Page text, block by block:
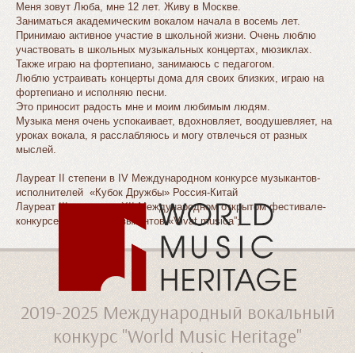
Меня зовут Люба, мне 12 лет. Живу в Москве.
Заниматься академическим вокалом начала в восемь лет.
Принимаю активное участие в школьной жизни. Очень люблю
участвовать в школьных музыкальных концертах, мюзиклах.
Также играю на фортепиано, занимаюсь с педагогом.
Люблю устраивать концерты дома для своих близких, играю на
фортепиано и исполняю песни.
Это приносит радость мне и моим любимым людям.
Музыка меня очень успокаивает, вдохновляет, воодушевляет, на
уроках вокала, я расслабляюсь и могу отвлечься от разных
мыслей.
Лауреат II степени в IV Международном конкурсе музыкантов-
исполнителей «Кубок Дружбы» Россия-Китай
Лауреат III степени в XII Международном открытом фестивале-
конкурсе молодых музыкантов «Vivat musica”;
2019-2025Международный вокальный
конкурс "World Music Heritage"